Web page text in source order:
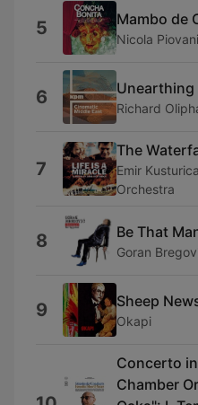
5 Mambo de
Nicola Piovani
6 Unearthing
Richard
7
The
Emir
Orchestra
8 Be That
Goran
9 Sheep
Okapi
Concerto
Chamber